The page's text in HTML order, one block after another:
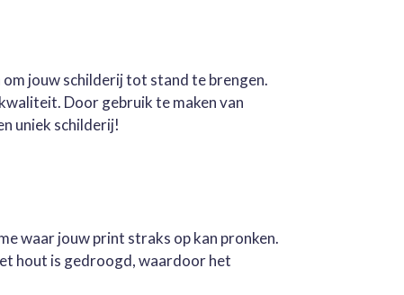
jouw schilderij tot stand te brengen.
Door gebruik te maken van
uniek schilderij!
waar jouw print straks op kan pronken.
hout is gedroogd, waardoor het